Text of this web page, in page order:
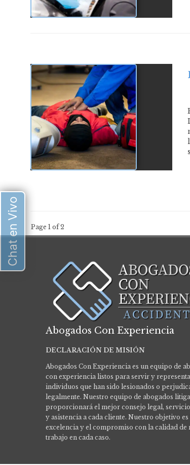
Page 1 of 2
Abogados Con Experiencia
DECLARACIÓN DE MISIÓN
Abogados Con Experiencia es un equipo de
con experiencia listos para servir y
individuos que han sido lesionados o
legalmente. Nuestro equipo de abogados
proporcionará el mejor consejo legal,
y asistencia a cada cliente. Nuestro objetivo es
excelencia y el compromiso con la calidad de
trabajo en cada caso.
Chat en Vivo